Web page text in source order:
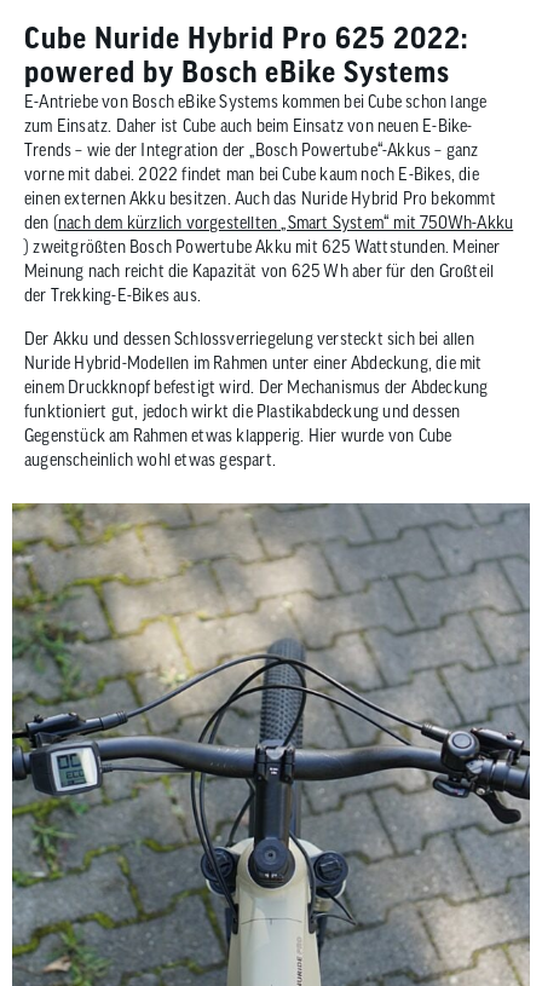
Cube Nuride Hybrid Pro 625 2022:
powered by Bosch eBike Systems
E-Antriebe von Bosch eBike Systems kommen bei Cube schon lange
zum Einsatz. Daher ist Cube auch beim Einsatz von neuen E-Bike-
Trends – wie der Integration der „Bosch Powertube“-Akkus – ganz
vorne mit dabei. 2022 findet man bei Cube kaum noch E-Bikes, die
einen externen Akku besitzen. Auch das Nuride Hybrid Pro bekommt
den (nach dem kürzlich vorgestellten „Smart System“ mit 750Wh-Akku
) zweitgrößten Bosch Powertube Akku mit 625 Wattstunden. Meiner
Meinung nach reicht die Kapazität von 625 Wh aber für den Großteil
der Trekking-E-Bikes aus.
Der Akku und dessen Schlossverriegelung versteckt sich bei allen
Nuride Hybrid-Modellen im Rahmen unter einer Abdeckung, die mit
einem Druckknopf befestigt wird. Der Mechanismus der Abdeckung
funktioniert gut, jedoch wirkt die Plastikabdeckung und dessen
Gegenstück am Rahmen etwas klapperig. Hier wurde von Cube
augenscheinlich wohl etwas gespart.